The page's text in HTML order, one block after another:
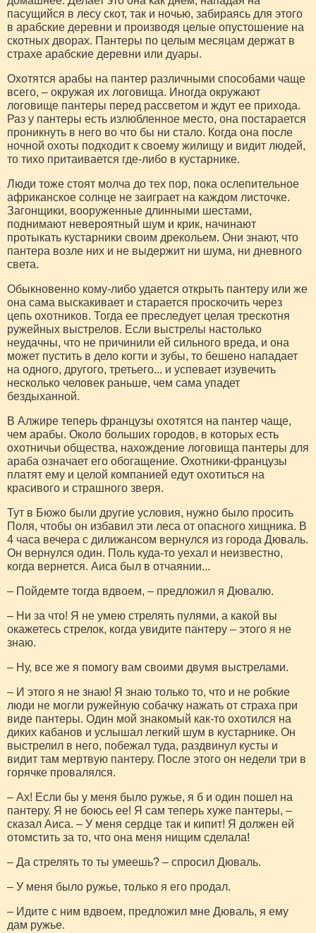
пасущийся в лесу скот, так и ночью, забираясь для этого
в арабские деревни и производя целые опустошение на
скотных дворах. Пантеры по целым месяцам держат в
страхе арабские деревни или дуары.
Охотятся арабы на пантер различными способами чаще
всего, – окружая их логовища. Иногда окружают
логовище пантеры перед рассветом и ждут ее прихода.
Раз у пантеры есть излюбленное место, она постарается
проникнуть в него во что бы ни стало. Когда она после
ночной охоты подходит к своему жилищу и видит людей,
то тихо притаивается где-либо в кустарнике.
Люди тоже стоят молча до тех пор, пока ослепительное
африканское солнце не заиграет на каждом листочке.
Загонщики, вооруженные длинными шестами,
поднимают невероятный шум и крик, начинают
протыкать кустарники своим дрекольем. Они знают, что
пантера возле них и не выдержит ни шума, ни дневного
света.
Обыкновенно кому-либо удается открыть пантеру или же
она сама выскакивает и старается проскочить через
цепь охотников. Тогда ее преследует целая трескотня
ружейных выстрелов. Если выстрелы настолько
неудачны, что не причинили ей сильного вреда, и она
может пустить в дело когти и зубы, то бешено нападает
на одного, другого, третьего... и успевает изувечить
несколько человек раньше, чем сама упадет
бездыханной.
В Алжире теперь французы охотятся на пантер чаще,
чем арабы. Около больших городов, в которых есть
охотничьи общества, нахождение логовища пантеры для
араба означает его обогащение. Охотники-французы
платят ему и целой компанией едут охотиться на
красивого и страшного зверя.
Тут в Бюжо были другие условия, нужно было просить
Поля, чтобы он избавил эти леса от опасного хищника. В
4 часа вечера с дилижансом вернулся из города Дюваль.
Он вернулся один. Поль куда-то уехал и неизвестно,
когда вернется. Аиса был в отчаянии...
– Пойдемте тогда вдвоем, – предложил я Дювалю.
– Ни за что! Я не умею стрелять пулями, а какой вы
окажетесь стрелок, когда увидите пантеру – этого я не
знаю.
– Ну, все же я помогу вам своими двумя выстрелами.
– И этого я не знаю! Я знаю только то, что и не робкие
люди не могли ружейную собачку нажать от страха при
виде пантеры. Один мой знакомый как-то охотился на
диких кабанов и услышал легкий шум в кустарнике. Он
выстрелил в него, побежал туда, раздвинул кусты и
видит там мертвую пантеру. После этого он недели три в
горячке провалялся.
– Ах! Если бы у меня было ружье, я б и один пошел на
пантеру. Я не боюсь ее! Я сам теперь хуже пантеры, –
сказал Аиса. – У меня сердце так и кипит! Я должен ей
отомстить за то, что она меня нищим сделала!
– Да стрелять то ты умеешь? – спросил Дюваль.
– У меня было ружье, только я его продал.
– Идите с ним вдвоем, предложил мне Дюваль, я ему
дам ружье.